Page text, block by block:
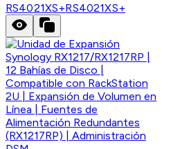
RS4021XS+RS4021XS+